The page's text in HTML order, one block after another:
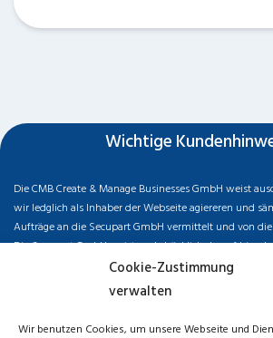
Cookie-Zustimmung
verwalten
Wir benutzen Cookies, um unsere Webseite und
Wichtige
Die CMB Create & Manage Businesses GmbH weist
wir ledglich als Inhaber der Webseite agiereren und
Aufträge an die Secupart GmbH vermittelt und von
Die Secupart GmbH weist nachdrücklich darauf hin,
Ortschaften keine Zweigstelle haben, sondern die
mobiler Dienstleister zu unserem fairen Ortstarif bieten.
zusammen, an die wir den Auftrag dann weiter